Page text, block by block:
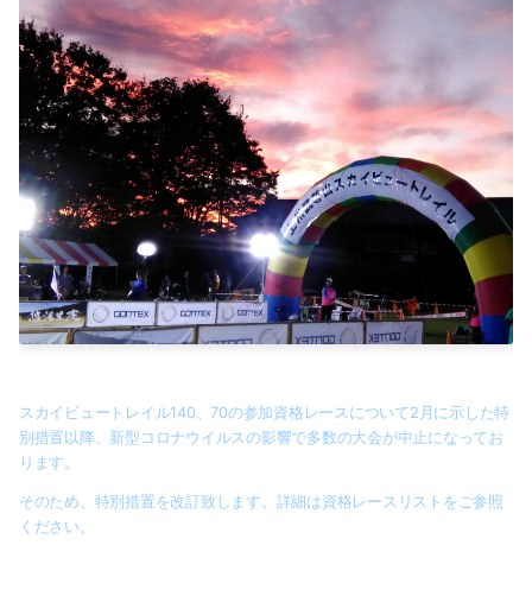
2019-04（1）
2019-03（1）
2019-02（1）
2025-09（1）
2025-07（1）
2025-05（1）
2025-01（1）
2024-09（2）
2022-06（1）
2019-04（1）
2019-02（1）
スカイビュートレイル140、70の参加資格レースについて2月に示した特
別措置以降、新型コロナウイルスの影響で多数の大会が中止になってお
ります。
そのため、特別措置を改訂致します。詳細は資格レースリストをご参照
ください。